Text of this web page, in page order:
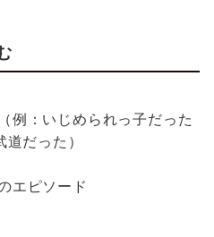
例：いじめられっ子だった
だった）
エピソード